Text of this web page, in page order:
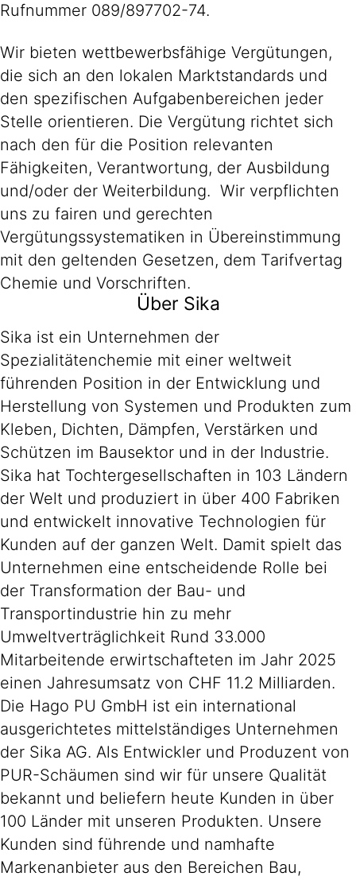
Rufnummer 089/897702-74.
Wir bieten wettbewerbsfähige Vergütungen,
die sich an den lokalen Marktstandards und
den spezifischen Aufgabenbereichen jeder
Stelle orientieren. Die Vergütung richtet sich
nach den für die Position relevanten
Fähigkeiten, Verantwortung, der Ausbildung
und/oder der Weiterbildung. Wir verpflichten
uns zu fairen und gerechten
Vergütungssystematiken in Übereinstimmung
mit den geltenden Gesetzen, dem Tarifvertag
Chemie und Vorschriften.
Über Sika
Sika ist ein Unternehmen der
Spezialitätenchemie mit einer weltweit
führenden Position in der Entwicklung und
Herstellung von Systemen und Produkten zum
Kleben, Dichten, Dämpfen, Verstärken und
Schützen im Bausektor und in der Industrie.
Sika hat Tochtergesellschaften in 103 Ländern
der Welt und produziert in über 400 Fabriken
und entwickelt innovative Technologien für
Kunden auf der ganzen Welt. Damit spielt das
Unternehmen eine entscheidende Rolle bei
der Transformation der Bau- und
Transportindustrie hin zu mehr
Umweltverträglichkeit Rund 33.000
Mitarbeitende erwirtschafteten im Jahr 2025
einen Jahresumsatz von CHF 11.2 Milliarden.
Die Hago PU GmbH ist ein international
ausgerichtetes mittelständiges Unternehmen
der Sika AG. Als Entwickler und Produzent von
PUR-Schäumen sind wir für unsere Qualität
bekannt und beliefern heute Kunden in über
100 Länder mit unseren Produkten. Unsere
Kunden sind führende und namhafte
Markenanbieter aus den Bereichen Bau,